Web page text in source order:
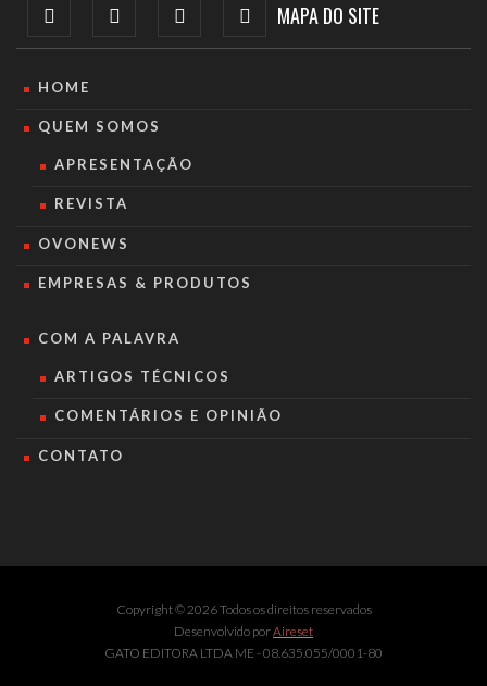
MAPA DO SITE
HOME
QUEM SOMOS
APRESENTAÇÃO
REVISTA
OVONEWS
EMPRESAS & PRODUTOS
COM A PALAVRA
ARTIGOS TÉCNICOS
COMENTÁRIOS E OPINIÃO
CONTATO
Copyright © 2026 Todos os direitos reservados
Desenvolvido porAireset
GATO EDITORA LTDA ME - 08.635.055/0001-80